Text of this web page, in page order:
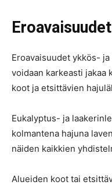
Eroavaisuudet ykkös-
voidaan karkeasti jakaa
koot ja etsittävien
Eukalyptus- ja
kolmantena hajuna
näiden kaikkien
Alueiden koot tai